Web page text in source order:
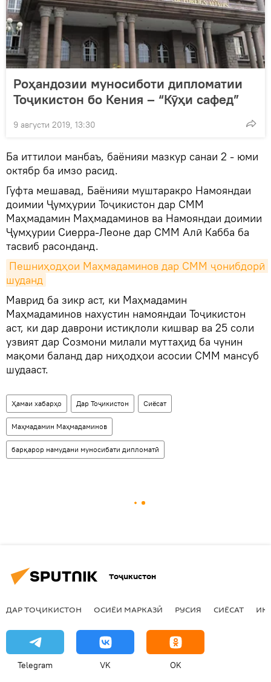
Роҳандозии муносиботи дипломатии
Тоҷикистон бо Кения – “Кӯҳи сафед”
9 августи 2019, 13:30
Ба иттилои манбаъ, баёнияи мазкур санаи 2 - юми
октябр ба имзо расид.
Гуфта мешавад, Баёнияи муштаракро Намояндаи
доимии Ҷумҳурии Тоҷикистон дар СММ
Маҳмадамин Маҳмадаминов ва Намояндаи доимии
Ҷумҳурии Сиерра-Леоне дар СММ Алӣ Кабба ба
тасвиб расонданд.
Пешниҳодҳои Маҳмадаминов дар СММ ҷонибдорӣ
шуданд
Маврид ба зикр аст, ки Маҳмадамин
Маҳмадаминов нахустин намояндаи Тоҷикистон
аст, ки дар даврони истиқлоли кишвар ва 25 соли
узвият дар Созмони милали муттаҳид ба чунин
мақоми баланд дар ниҳодҳои асосии СММ мансуб
шудааст.
Ҳамаи хабарҳо Дар Тоҷикистон Сиёсат
Маҳмадамин Маҳмадаминов
барқарор намудани муносибати дипломатӣ
Тоҷикистон
ДАР ТОҶИКИСТОН ОСИЁИ МАРКАЗӢ РУСИЯ СИЁСАТ
Telegram VK OK